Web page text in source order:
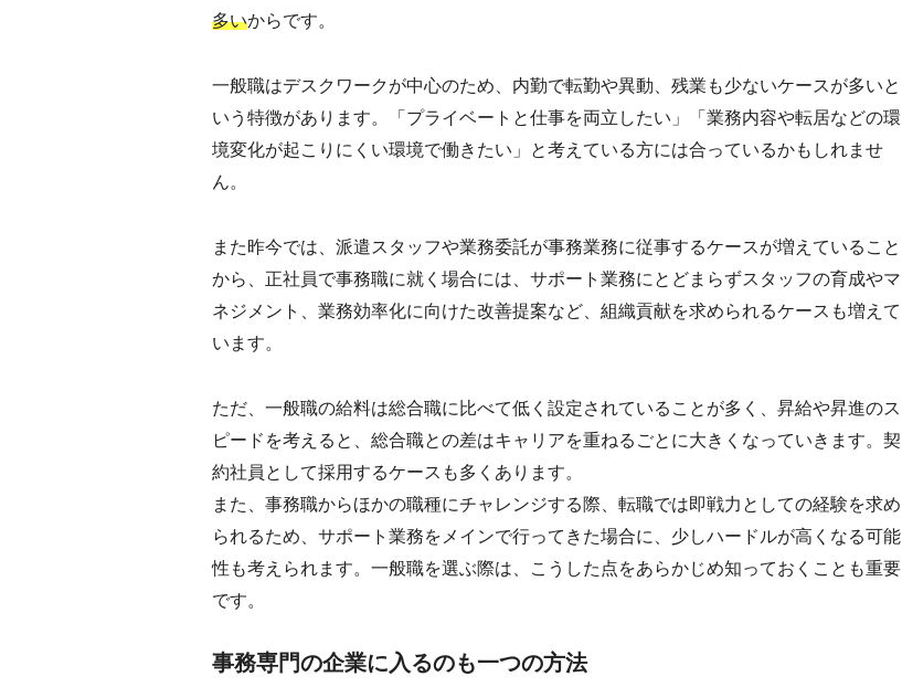
多いからです。
一般職はデスクワークが中心のため、内勤で転勤や異動、残業も少ないケースが多いと
いう特徴があります。「プライベートと仕事を両立したい」「業務内容や転居などの環
境変化が起こりにくい環境で働きたい」と考えている方には合っているかもしれませ
ん。
また昨今では、派遣スタッフや業務委託が事務業務に従事するケースが増えていること
から、正社員で事務職に就く場合には、サポート業務にとどまらずスタッフの育成やマ
ネジメント、業務効率化に向けた改善提案など、組織貢献を求められるケースも増えて
います。
ただ、一般職の給料は総合職に比べて低く設定されていることが多く、昇給や昇進のス
ピードを考えると、総合職との差はキャリアを重ねるごとに大きくなっていきます。契
約社員として採用するケースも多くあります。
また、事務職からほかの職種にチャレンジする際、転職では即戦力としての経験を求め
られるため、サポート業務をメインで行ってきた場合に、少しハードルが高くなる可能
性も考えられます。一般職を選ぶ際は、こうした点をあらかじめ知っておくことも重要
です。
事務専門の企業に入るのも一つの方法